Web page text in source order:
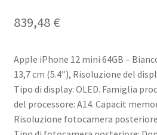
839,48 €
Apple iPhone 12 mini 64GB –
13,7 cm (5.4″), Risoluzione del
Tipo di display: OLED. Famiglia
del processore: A14. Capacit
Risoluzione fotocamera